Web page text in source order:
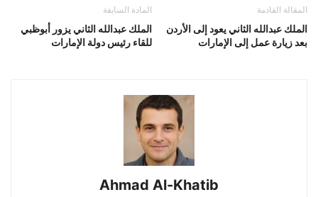
المادة السابقة
الملك عبدالله الثاني يزور أبوظبي
للقاء رئيس دولة الإمارات
المقالة القادمة
الملك عبدالله الثاني يعود إلى الأردن
بعد زيارة عمل إلى الإمارات
Ahmad Al-Khatib